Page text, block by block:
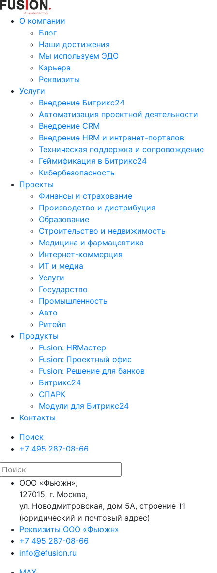
О компании
Блог
Наши достижения
Мы используем ЭДО
Карьера
Реквизиты
Услуги
Внедрение Битрикс24
Автоматизация проектной деятельности
Внедрение CRM
Внедрение HRM и интранет-порталов
Техническая поддержка и сопровождение
Геймификация в Битрикс24
Кибербезопасность
Проекты
Финансы и страхование
Производство и дистрибуция
Образование
Строительство и недвижимость
Медицина и фармацевтика
Интернет-коммерция
ИТ и медиа
Услуги
Государство
Промышленность
Авто
Ритейл
Продукты
Fusion: HRМастер
Fusion: Проектный офис
Fusion: Решение для банков
Битрикс24
СПАРК
Модули для Битрикс24
Контакты
Поиск
+7 495 287-08-66
ООО «Фьюжн»,
127015, г. Москва,
ул. Новодмитровская, дом 5А, строение 11
(юридический и почтовый адрес)
Реквизиты ООО «Фьюжн»
+7 495 287-08-66
info@efusion.ru